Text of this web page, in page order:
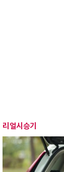
리얼시승기